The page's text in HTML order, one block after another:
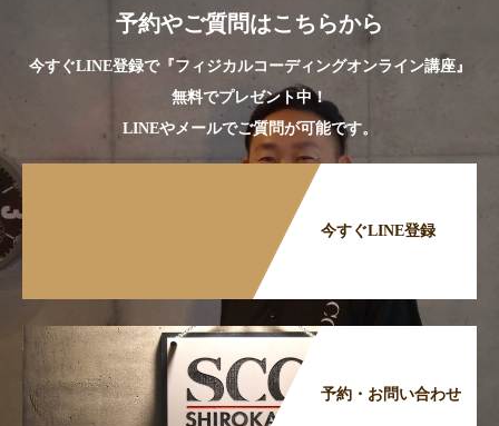
予約やご質問はこちらから
今すぐLINE登録で『フィジカルコーディングオンライン講座』
無料でプレゼント中！
LINEやメールでご質問が可能です。
今すぐLINE登録
予約・お問い合わせ